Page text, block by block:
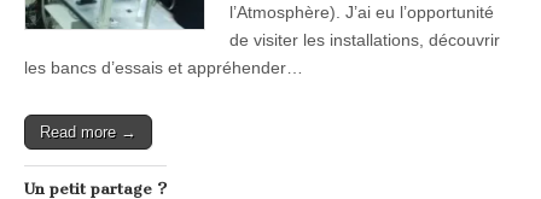
l’Atmosphère). J’ai eu l’opportunité
de visiter les installations, découvrir
les bancs d’essais et appréhender…
Read more →
Un petit partage ?